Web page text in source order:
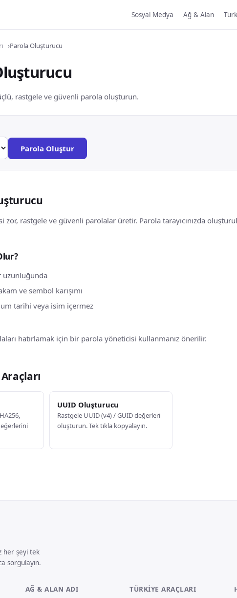
Sosyal Medya Ağ & Alan
Parola Oluşturucu
rastgele ve güvenli parola oluşturun.
Parola Oluştur
zor, rastgele ve güvenli parolalar üretir. Parola tarayıcınızda
uzunluğunda
ve sembol karışımı
tarihi veya isim içermez
hatırlamak için bir parola yöneticisi kullanmanız önerilir.
UUID Oluşturucu
Rastgele UUID (v4) / GUID değerleri
oluşturun. Tek tıkla kopyalayın.
her şeyi tek
sorgulayın.
AĞ & ALAN ADI TÜRKIYE ARAÇLARI